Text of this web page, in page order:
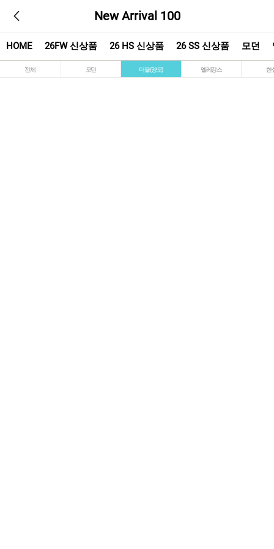
New Arrival 100
HOME 26FW 신상품 26 HS 신상품 26 SS 신상품 모던
전체 모던 더울(양모) 엘레강스 한